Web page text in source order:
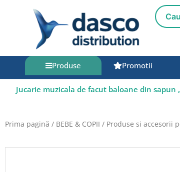
Produse Promotii
Jucarie muzicala de facut baloane din sapun
Prima pagină / BEBE & COPII / Produse si accesorii